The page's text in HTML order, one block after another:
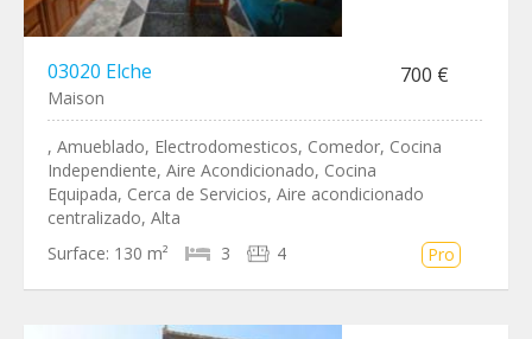
03020 Elche 700 €
Maison
, Amueblado, Electrodomesticos, Comedor, Cocina
Independiente, Aire Acondicionado, Cocina
Equipada, Cerca de Servicios, Aire acondicionado
centralizado, Alta
Surface: 130 m² 3 4 Pro